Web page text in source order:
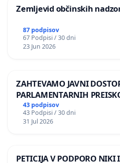
Zemljevid občinskih
87 podpisov
67 Podpisi / 30 dni
23 Jun 2026
ZAHTEVAMO JAVNI
PARLAMENTARNIH
ILEGALNI TRGOVINI Z
43 podpisov
43 Podpisi / 30 dni
31 Jul 2026
PETICIJA V PODPORO